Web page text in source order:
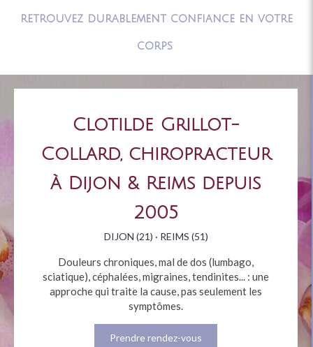
retrouvez durablement confiance en votre
corps
Clotilde Grillot-
Collard, chiropracteur
à Dijon & Reims depuis
2005
DIJON (21) · REIMS (51)
Douleurs chroniques, mal de dos (lumbago,
sciatique), céphalées, migraines, tendinites... : une
approche qui traite la cause, pas seulement les
symptômes.
Prendre rendez-vous